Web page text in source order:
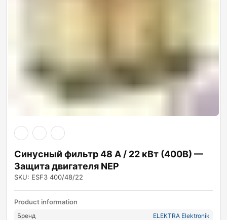
Синусный фильтр 48 А / 22 кВт (400В) —
Защита двигателя NEP
SKU: ESF3 400/48/22
Product information
Бренд
ELEKTRA Elektronik